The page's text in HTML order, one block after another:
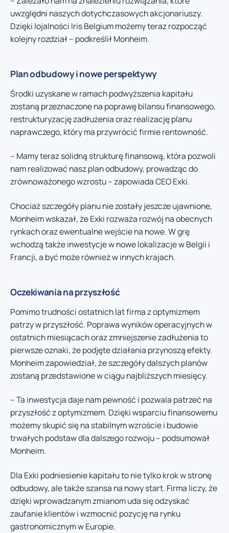
uwzględni naszych dotychczasowych akcjonariuszy.
Dzięki lojalności Iris Belgium możemy teraz rozpocząć
kolejny rozdział – podkreślił Monheim.
Plan odbudowy i nowe perspektywy
Środki uzyskane w ramach podwyższenia kapitału
zostaną przeznaczone na poprawę bilansu finansowego,
restrukturyzację zadłużenia oraz realizację planu
naprawczego, który ma przywrócić firmie rentowność.
– Mamy teraz solidną strukturę finansową, która pozwoli
nam realizować nasz plan odbudowy, prowadząc do
zrównoważonego wzrostu – zapowiada CEO Exki.
Chociaż szczegóły planu nie zostały jeszcze ujawnione,
Monheim wskazał, że Exki rozważa rozwój na obecnych
rynkach oraz ewentualne wejście na nowe. W grę
wchodzą także inwestycje w nowe lokalizacje w Belgii i
Francji, a być może również w innych krajach.
Oczekiwania na przyszłość
Pomimo trudności ostatnich lat firma z optymizmem
patrzy w przyszłość. Poprawa wyników operacyjnych w
ostatnich miesiącach oraz zmniejszenie zadłużenia to
pierwsze oznaki, że podjęte działania przynoszą efekty.
Monheim zapowiedział, że szczegóły dalszych planów
zostaną przedstawione w ciągu najbliższych miesięcy.
– Ta inwestycja daje nam pewność i pozwala patrzeć na
przyszłość z optymizmem. Dzięki wsparciu finansowemu
możemy skupić się na stabilnym wzroście i budowie
trwałych podstaw dla dalszego rozwoju – podsumował
Monheim.
Dla Exki podniesienie kapitału to nie tylko krok w stronę
odbudowy, ale także szansa na nowy start. Firma liczy, że
dzięki wprowadzanym zmianom uda się odzyskać
zaufanie klientów i wzmocnić pozycję na rynku
gastronomicznym w Europie.